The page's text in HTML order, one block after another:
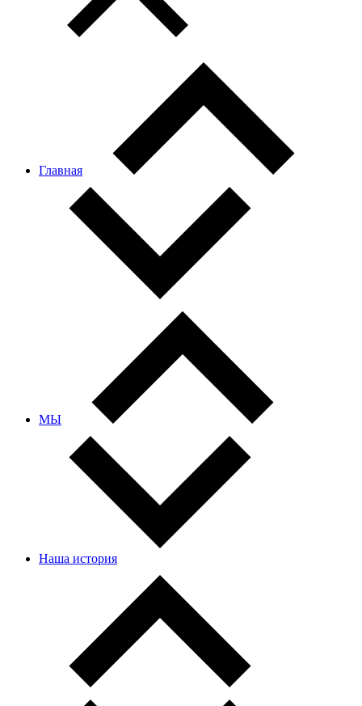
Главная
МЫ
Наша история